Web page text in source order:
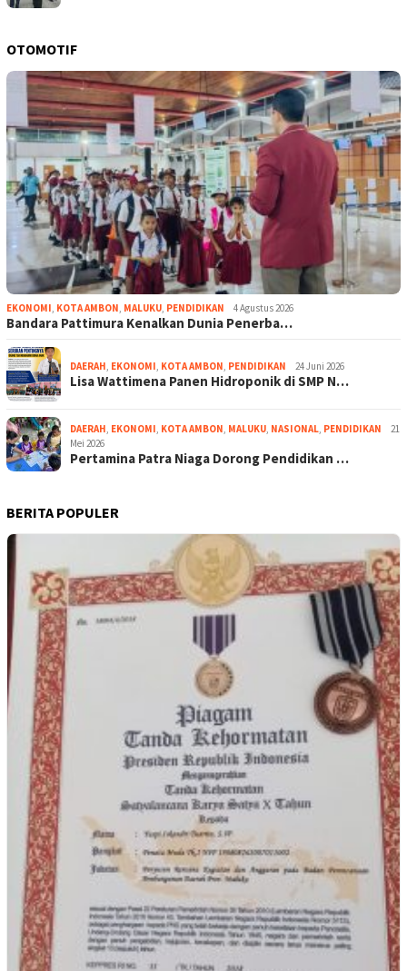
OTOMOTIF
EKONOMI, KOTA AMBON, MALUKU, PENDIDIKAN 4 Agustus 2026
Bandara Pattimura Kenalkan Dunia Penerba…
DAERAH, EKONOMI, KOTA AMBON, PENDIDIKAN 24 Juni 2026
Lisa Wattimena Panen Hidroponik di SMP N…
DAERAH, EKONOMI, KOTA AMBON, MALUKU, NASIONAL, PENDIDIKAN
21
Mei 2026
Pertamina Patra Niaga Dorong Pendidikan …
BERITA POPULER